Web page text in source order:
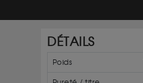
DÉTAILS
Poids